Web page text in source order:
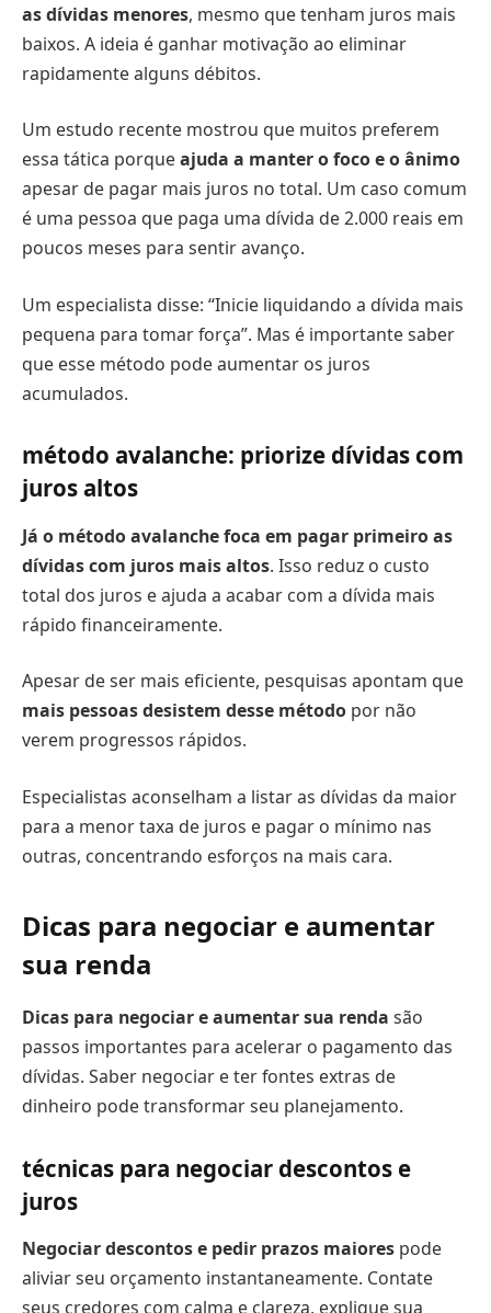
as dívidas menores, mesmo que tenham juros mais
baixos. A ideia é ganhar motivação ao eliminar
rapidamente alguns débitos.
Um estudo recente mostrou que muitos preferem
essa tática porqueajuda a manter o foco e o ânimo
apesar de pagar mais juros no total. Um caso comum
é uma pessoa que paga uma dívida de 2.000 reais em
poucos meses para sentir avanço.
Um especialista disse: “Inicie liquidando a dívida mais
pequena para tomar força”. Mas é importante saber
que esse método pode aumentar os juros
acumulados.
método avalanche: priorize dívidas com
juros altos
Já o método avalanche foca em pagar primeiro as
dívidas com juros mais altos. Isso reduz o custo
total dos juros e ajuda a acabar com a dívida mais
rápido financeiramente.
Apesar de ser mais eficiente, pesquisas apontam que
mais pessoas desistem desse método por não
verem progressos rápidos.
Especialistas aconselham a listar as dívidas da maior
para a menor taxa de juros e pagar o mínimo nas
outras, concentrando esforços na mais cara.
Dicas para negociar e aumentar
sua renda
Dicas para negociar e aumentar sua renda são
passos importantes para acelerar o pagamento das
dívidas. Saber negociar e ter fontes extras de
dinheiro pode transformar seu planejamento.
técnicas para negociar descontos e
juros
Negociar descontos e pedir prazos maiores pode
aliviar seu orçamento instantaneamente. Contate
seus credores com calma e clareza, explique sua